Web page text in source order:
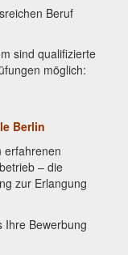
Beruf
sind qualifizierte
möglich:
Berlin
erfahrenen
– die
zur Erlangung
Ihre Bewerbung